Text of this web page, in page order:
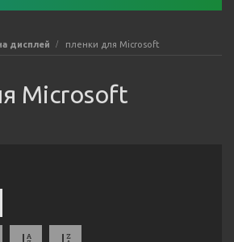
дисплей пленки для Microsoft
Microsoft